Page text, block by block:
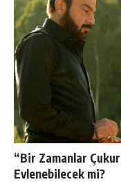
“Bir Zamanlar
Evlenebilecek mi?